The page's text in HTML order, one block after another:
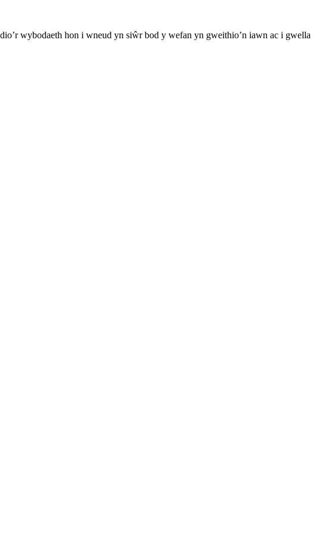
wybodaeth hon i wneud yn siŵr bod y wefan yn gweithio’n iawn ac i gwella